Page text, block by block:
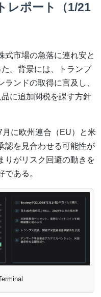
レポート（1/21
式市場の急落に連れ安と
。背景には、トランプ
ンドの取得に言及し、
に追加関税を課す方針
に欧州連合（EU）と米
認を見合わせる可能性が
りがリスク回避の動きを
ある。